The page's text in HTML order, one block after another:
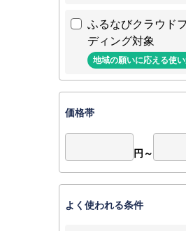
ふるなびクラウド
ディング対象
地域の願いに応える使
価格帯
円～
よく使われる条件